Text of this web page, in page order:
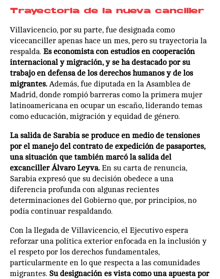
Trayectoria de la nueva canciller
Villavicencio, por su parte, fue designada como
vicecanciller apenas hace un mes, pero su trayectoria la
respalda. Es economista con estudios en cooperación
internacional y migración, y se ha destacado por su
trabajo en defensa de los derechos humanos y de los
migrantes. Además, fue diputada en la Asamblea de
Madrid, donde rompió barreras como la primera mujer
latinoamericana en ocupar un escaño, liderando temas
como educación, migración y equidad de género.
La salida de Sarabia se produce en medio de tensiones
por el manejo del contrato de expedición de pasaportes,
una situación que también marcó la salida del
excanciller Álvaro Leyva. En su carta de renuncia,
Sarabia expresó que su decisión obedece a una
diferencia profunda con algunas recientes
determinaciones del Gobierno que, por principios, no
podía continuar respaldando.
Con la llegada de Villavicencio, el Ejecutivo espera
reforzar una política exterior enfocada en la inclusión y
el respeto por los derechos fundamentales,
particularmente en lo que respecta a las comunidades
migrantes. Su designación es vista como una apuesta por